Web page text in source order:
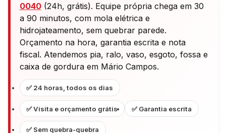
0040(24h, grátis). Equipe própria chega em 30
a 90 minutos, com mola elétrica e
hidrojateamento, sem quebrar parede.
Orçamento na hora, garantia escrita e nota
fiscal. Atendemos pia, ralo, vaso, esgoto, fossa e
caixa de gordura em Mário Campos.
✅ 24 horas, todos os dias
✅ Visita e orçamento grátis ✅ Garantia escrita
✅ Sem quebra-quebra